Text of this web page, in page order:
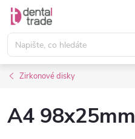
Přejít
obsah
Zirkonové disky
A4 98x25mm